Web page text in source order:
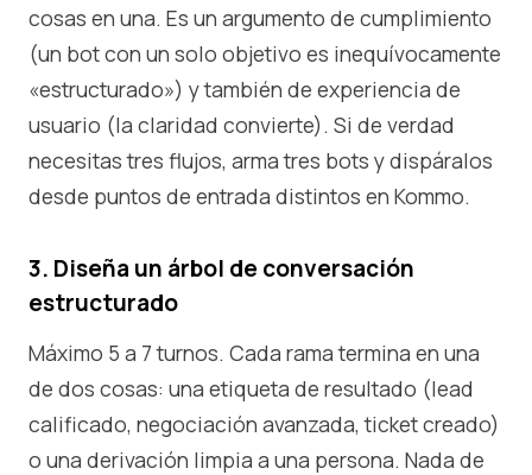
cosas en una. Es un argumento de cumplimiento
(un bot con un solo objetivo es inequívocamente
«estructurado») y también de experiencia de
usuario (la claridad convierte). Si de verdad
necesitas tres flujos, arma tres bots y dispáralos
desde puntos de entrada distintos en Kommo.
3. Diseña un árbol de conversación
estructurado
Máximo 5 a 7 turnos. Cada rama termina en una
de dos cosas: una etiqueta de resultado (lead
calificado, negociación avanzada, ticket creado)
o una derivación limpia a una persona. Nada de